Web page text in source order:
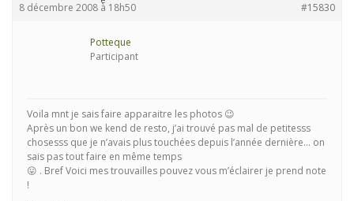
8 décembre 2008 à 18h50 #15830
Potteque
Participant
Voila mnt je sais faire apparaitre les photos 😉
Après un bon we kend de resto, j’ai trouvé pas mal de petitesss
chosesss que je n’avais plus touchées depuis l’année dernière… on
sais pas tout faire en même temps
😛 . Bref Voici mes trouvailles pouvez vous m’éclairer je prend note
!